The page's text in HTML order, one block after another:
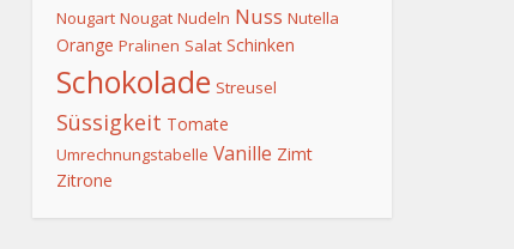
Nougart Nougat Nudeln Nuss Nutella
Orange Pralinen Salat Schinken
Schokolade Streusel
Süssigkeit Tomate
Umrechnungstabelle Vanille Zimt
Zitrone